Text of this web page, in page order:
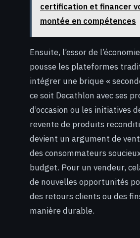
certification et financer
montée en compétences
Ensuite, l’essor de
pousse les plateformes
intégrer une brique «
ce soit Decathlon avec ses
d’occasion ou les initiatives
revente de produits
devient un argument de
des consommateurs
budget. Pour un vendeur,
de nouvelles opportunités
des retours clients ou des
manière durable.